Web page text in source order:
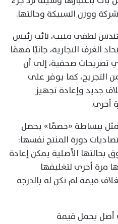
ووزن السبيكة وحالتها.
لطفي منيب، نائب رئيس
الغرف التجارية، جانبًا مهمًا
تصريحات صحفية، إلى أن
التجريح، كما يوفر على
جديد وإعادة تجهيز
أخرى.
ببساطة «خصمًا» يحصل
دورة المنتج نفسها:
بحالتها الأصلية يمكن إعادة
مرة أخرى لتغليفها
قيمة لم تكن له بالدرجة
أصل يحمل قيمة